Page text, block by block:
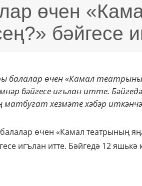
өчен
бәйгесе
өчен «Камал
бәйгесе игълан итте.
хезмәте хәбәр
өчен «Камал театрының
игълан итте. Бәйгедә 12 яшькә